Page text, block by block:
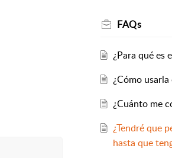
FAQs
¿Para qué es
¿Cómo
¿Cuánto me
¿Tendré que
hasta que